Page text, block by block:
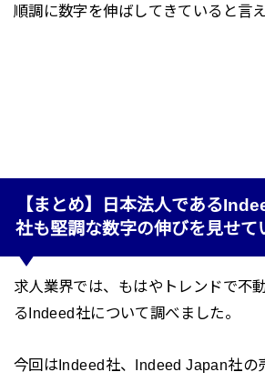
順調に数字を伸ばしてきていると言
【まとめ】日本法人である
社も堅調な数字の伸びを見せ
求人業界では、もはやトレンドで不
るIndeed社について調べました。
今回はIndeed社、Indeed Japan社の